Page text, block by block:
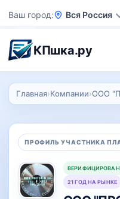
Ваш город Вся Россия
КПшка.ру
Главная›Компании›ООО
ПРОФИЛЬ УЧАСТНИКА
21 ГОД НА РЫНКЕ